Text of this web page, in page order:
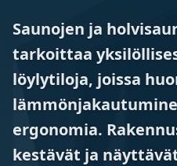
Saunojen ja
tarkoittaa
löylytiloja, joissa
ergonomia.
kestävät ja